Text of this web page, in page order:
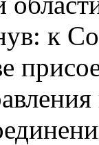
к